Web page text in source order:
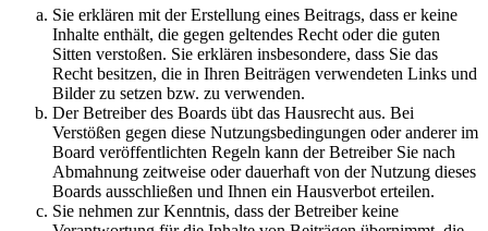
Sie erklären mit der Erstellung eines Beitrags, dass er keine
Inhalte enthält, die gegen geltendes Recht oder die guten
Sitten verstoßen. Sie erklären insbesondere, dass Sie das
Recht besitzen, die in Ihren Beiträgen verwendeten Links und
Bilder zu setzen bzw. zu verwenden.
Der Betreiber des Boards übt das Hausrecht aus. Bei
Verstößen gegen diese Nutzungsbedingungen oder anderer im
Board veröffentlichten Regeln kann der Betreiber Sie nach
Abmahnung zeitweise oder dauerhaft von der Nutzung dieses
Boards ausschließen und Ihnen ein Hausverbot erteilen.
Sie nehmen zur Kenntnis, dass der Betreiber keine